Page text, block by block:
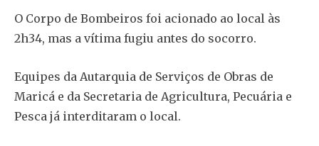
O Corpo de Bombeiros foi acionado ao local às
2h34, mas a vítima fugiu antes do socorro.
Equipes da Autarquia de Serviços de Obras de
Maricá e da Secretaria de Agricultura, Pecuária e
Pesca já interditaram o local.